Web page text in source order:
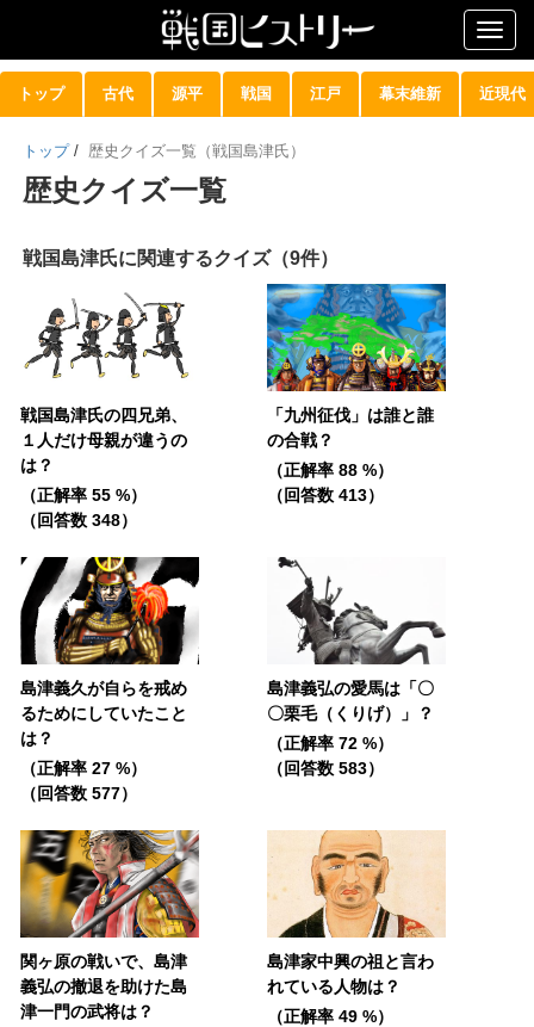
トップ 古代 源平 戦国 江戸 幕末維新 近現代
トップ / 歴史クイズ一覧（戦国島津氏）
歴史クイズ一覧
戦国島津氏に関連するクイズ（9件）
戦国島津氏の四兄弟、
１人だけ母親が違うの
は？
（正解率 55 %）
（回答数 348）
「九州征伐」は誰と誰
の合戦？
（正解率 88 %）
（回答数 413）
島津義久が自らを戒め
るためにしていたこと
は？
（正解率 27 %）
（回答数 577）
島津義弘の愛馬は「〇
〇栗毛（くりげ）」？
（正解率 72 %）
（回答数 583）
関ヶ原の戦いで、島津
義弘の撤退を助けた島
津一門の武将は？
島津家中興の祖と言わ
れている人物は？
（正解率 49 %）